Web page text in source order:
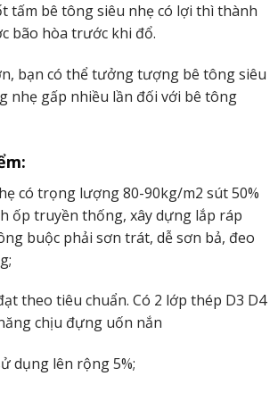
tấm bê tông siêu nhẹ có lợi thì thành
bão hòa trước khi đổ.
bạn có thể tưởng tượng bê tông siêu
nhẹ gấp nhiều lần đối với bê tông
có trọng lượng 80-90kg/m2 sút 50%
ốp truyền thống, xây dựng lắp ráp
buộc phải sơn trát, dễ sơn bả, đeo
theo tiêu chuẩn. Có 2 lớp thép D3 D4
chịu đựng uốn nắn
dụng lên rộng 5%;